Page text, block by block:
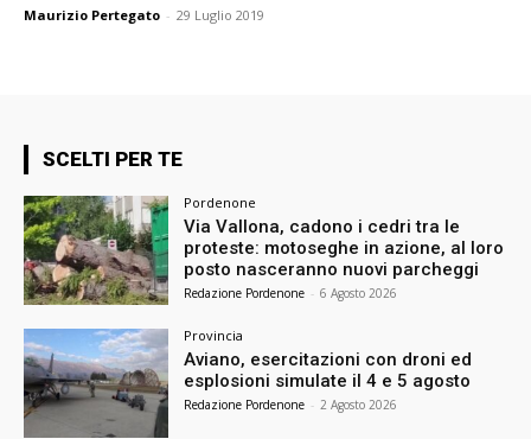
Maurizio Pertegato - 29 Luglio 2019
SCELTI PER TE
Pordenone
Via Vallona, cadono i cedri tra le
proteste: motoseghe in azione, al loro
posto nasceranno nuovi parcheggi
Redazione Pordenone - 6 Agosto 2026
Provincia
Aviano, esercitazioni con droni ed
esplosioni simulate il 4 e 5 agosto
Redazione Pordenone - 2 Agosto 2026